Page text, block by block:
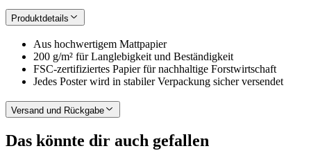
Produktdetails
Aus hochwertigem Mattpapier
200 g/m² für Langlebigkeit und Beständigkeit
FSC-zertifiziertes Papier für nachhaltige Forstwirtschaft
Jedes Poster wird in stabiler Verpackung sicher versendet
Versand und Rückgabe
Das könnte dir auch gefallen